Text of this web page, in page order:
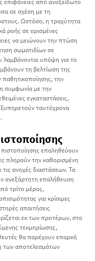
σε σχέση με τη
Ωστόσο, η τραχύτητα
ροής σε ορισμένες
να μειώνουν την πτώση
σωματιδίων σε
λαμβάνονται υπόψη για το
τη βελτίωση της
την
συμφωνία με την
εγκαταστάσεις,
ταυτόχρονα
πιστοποίησης επαληθεύουν
πληρούν την καθορισμένη
τις ανοχές διαστάσεων. Τα
ανεξάρτητη επαλήθευση
τρίτο μέρος,
για κρίσιμες
απαιτήσεις
εκ των προτέρων, στο
τεκμηρίωσης,
θα παρέχουν επαρκή
των αποτελεσμάτων